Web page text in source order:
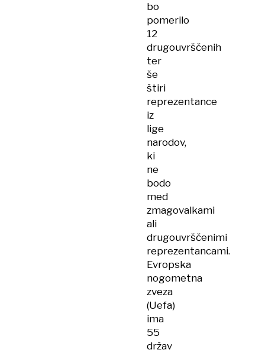
bo
pomerilo
12
drugouvrščenih
ter
še
štiri
reprezentance
iz
lige
narodov,
ki
ne
bodo
med
zmagovalkami
ali
drugouvrščenimi
reprezentancami.
Evropska
nogometna
zveza
(Uefa)
ima
55
držav